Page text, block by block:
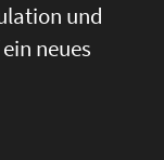
und
neues